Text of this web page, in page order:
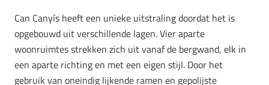
Can Canyís heeft een unieke uitstraling doordat het is
opgebouwd uit verschillende lagen. Vier aparte
woonruimtes strekken zich uit vanaf de bergwand, elk in
een aparte richting en met een eigen stijl. Door het
gebruik van oneindig lijkende ramen en gepolijste